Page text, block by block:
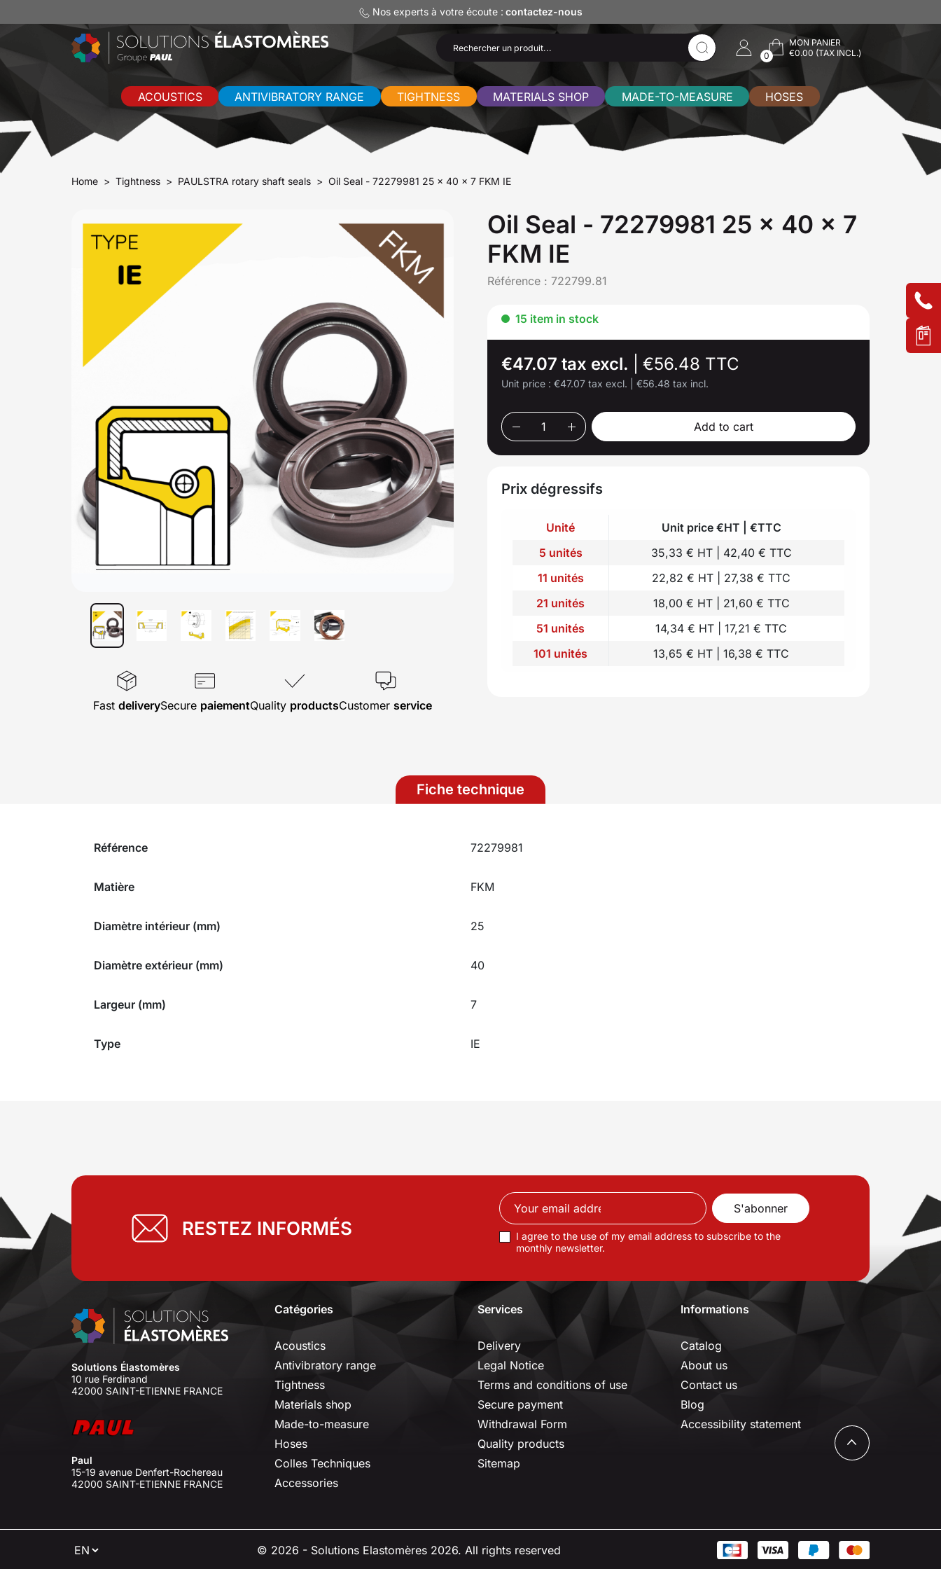
Nos experts à votre écoute : contactez-nous
0
MON PANIER
€0.00 (TAX INCL.)
ACOUSTICS ANTIVIBRATORY RANGE TIGHTNESS MATERIALS SHOP MADE-TO-MEASURE HOSES
Home Tightness PAULSTRA rotary shaft seals Oil Seal - 72279981 25 x 40 x 7 FKM IE
Fast deliverySecure paiementQuality productsCustomer service
Oil Seal - 72279981 25 x 40 x 7
FKM IE
Référence : 722799.81
15 item in stock
€47.07 tax excl. €56.48 TTC
Unit price : €47.07 tax excl. €56.48 tax incl.
Add to cart
Prix dégressifs
Unité
Unit price €HT | €TTC
5 unités
35,33 € HT | 42,40 € TTC
11 unités
22,82 € HT | 27,38 € TTC
21 unités
18,00 € HT | 21,60 € TTC
51 unités
14,34 € HT | 17,21 € TTC
101 unités
13,65 € HT | 16,38 € TTC
Fiche technique
Référence 72279981
Matière FKM
Diamètre intérieur (mm) 25
Diamètre extérieur (mm) 40
Largeur (mm) 7
Type IE
RESTEZ INFORMÉS
I agree to the use of my email address to subscribe to the
monthly newsletter.
Solutions Élastomères
10 rue Ferdinand
42000 SAINT-ETIENNE FRANCE
Paul
15-19 avenue Denfert-Rochereau
42000 SAINT-ETIENNE FRANCE
Catégories
Acoustics
Antivibratory range
Tightness
Materials shop
Made-to-measure
Hoses
Colles Techniques
Accessories
Services
Delivery
Legal Notice
Terms and conditions of use
Secure payment
Withdrawal Form
Quality products
Sitemap
Informations
Catalog
About us
Contact us
Blog
Accessibility statement
© 2026 - Solutions Elastomères 2026. All rights reserved